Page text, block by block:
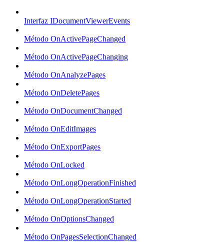
Interfaz IDocumentViewerEvents
Método OnActivePageChanged
Método OnActivePageChanging
Método OnAnalyzePages
Método OnDeletePages
Método OnDocumentChanged
Método OnEditImages
Método OnExportPages
Método OnLocked
Método OnLongOperationFinished
Método OnLongOperationStarted
Método OnOptionsChanged
Método OnPagesSelectionChanged